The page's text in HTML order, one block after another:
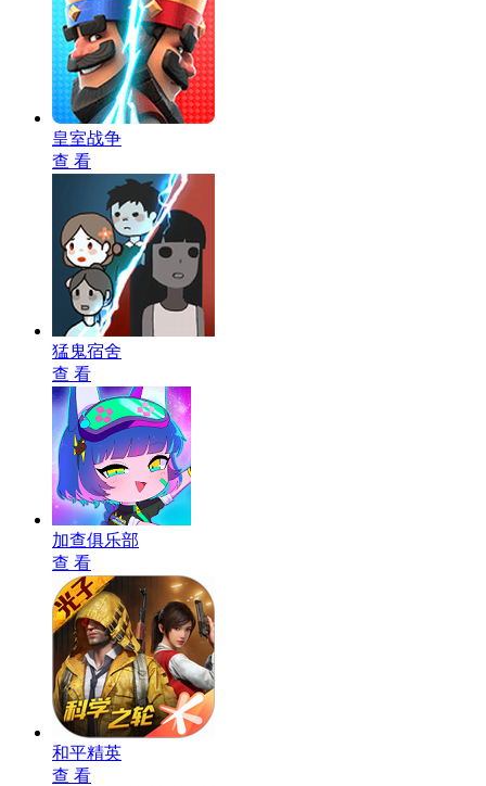
皇室战争
查 看
猛鬼宿舍
查 看
加查俱乐部
查 看
和平精英
查 看